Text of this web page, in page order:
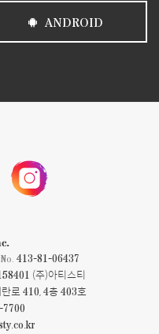
ANDROID
413-81-06437
(주)아티스티
로 410, 4층 403호